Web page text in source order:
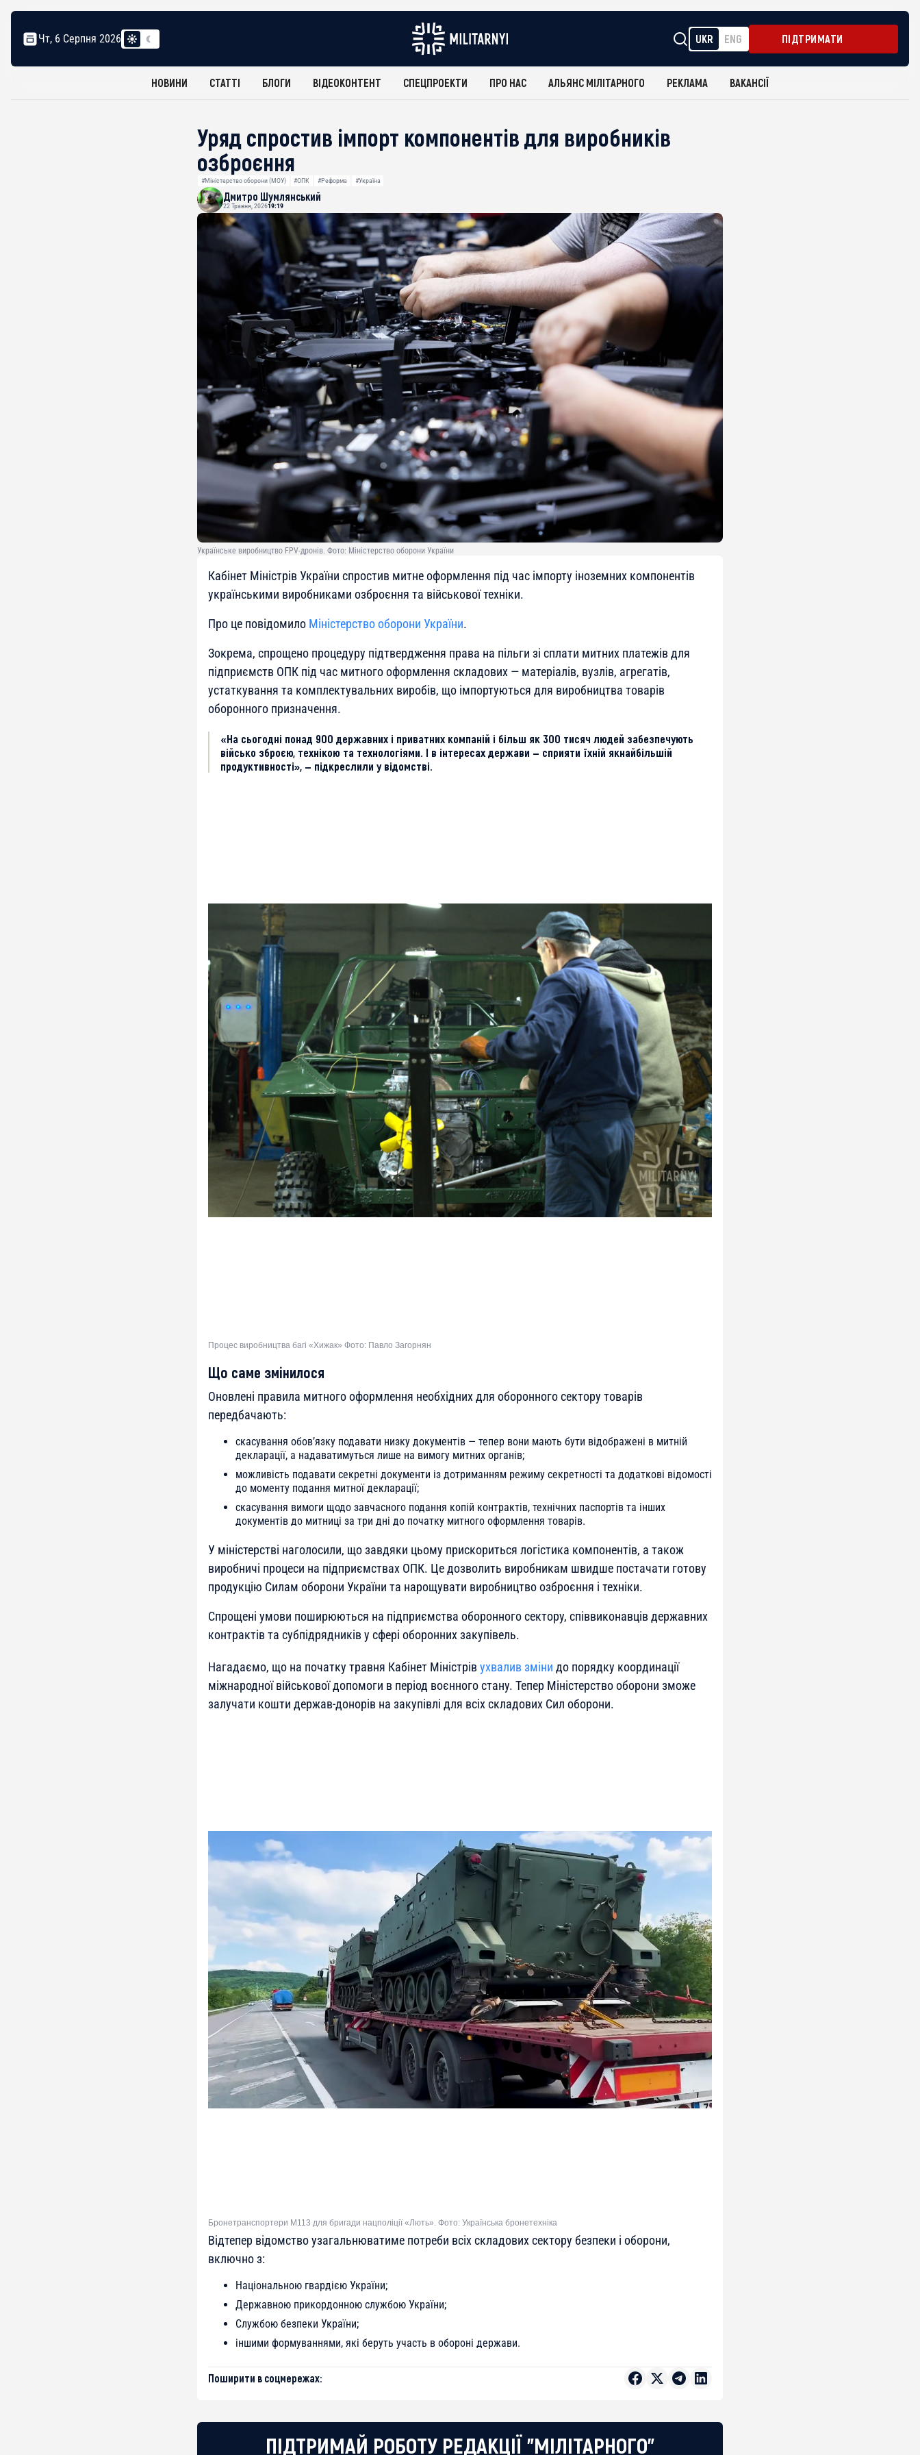
Чт, 6 Серпня 2026 UKR ENG ПІДТРИМАТИ
НОВИНИ СТАТТІ БЛОГИ ВІДЕОКОНТЕНТ СПЕЦПРОЕКТИ ПРО НАС АЛЬЯНС МІЛІТАРНОГО РЕКЛАМА ВАКАНСІЇ
Уряд спростив імпорт компонентів для виробників
озброєння
#Міністерство оборони (МОУ) #ОПК #Реформа #Україна
Дмитро Шумлянський
22 Травня, 202619:19
Українське виробництво FPV-дронів. Фото: Міністерство оборони України
Кабінет Міністрів України спростив митне оформлення під час імпорту іноземних компонентів
українськими виробниками озброєння та військової техніки.
Про це повідомило Міністерство оборони України.
Зокрема, спрощено процедуру підтвердження права на пільги зі сплати митних платежів для
підприємств ОПК під час митного оформлення складових — матеріалів, вузлів, агрегатів,
устаткування та комплектувальних виробів, що імпортуються для виробництва товарів
оборонного призначення.
«На сьогодні понад 900 державних і приватних компаній і більш як 300 тисяч людей забезпечують
військо зброєю, технікою та технологіями. І в інтересах держави — сприяти їхній якнайбільшій
продуктивності», — підкреслили у відомстві.
Процес виробництва багі «Хижак» Фото: Павло Загорнян
Що саме змінилося
Оновлені правила митного оформлення необхідних для оборонного сектору товарів
передбачають:
скасування обов’язку подавати низку документів — тепер вони мають бути відображені в митній
декларації, а надаватимуться лише на вимогу митних органів;
можливість подавати секретні документи із дотриманням режиму секретності та додаткові відомості
до моменту подання митної декларації;
скасування вимоги щодо завчасного подання копій контрактів, технічних паспортів та інших
документів до митниці за три дні до початку митного оформлення товарів.
У міністерстві наголосили, що завдяки цьому прискориться логістика компонентів, а також
виробничі процеси на підприємствах ОПК. Це дозволить виробникам швидше постачати готову
продукцію Силам оборони України та нарощувати виробництво озброєння і техніки.
Спрощені умови поширюються на підприємства оборонного сектору, співвиконавців державних
контрактів та субпідрядників у сфері оборонних закупівель.
Нагадаємо, що на початку травня Кабінет Міністрів ухвалив зміни до порядку координації
міжнародної військової допомоги в період воєнного стану. Тепер Міністерство оборони зможе
залучати кошти держав-донорів на закупівлі для всіх складових Сил оборони.
Бронетранспортери М113 для бригади нацполіції «Лють». Фото: Українська бронетехніка
Відтепер відомство узагальнюватиме потреби всіх складових сектору безпеки і оборони,
включно з:
Національною гвардією України;
Державною прикордонною службою України;
Службою безпеки України;
іншими формуваннями, які беруть участь в обороні держави.
Поширити в соцмережах:
ПІДТРИМАЙ РОБОТУ РЕДАКЦІЇ "МІЛІТАРНОГО"